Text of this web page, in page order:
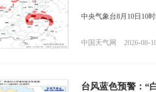
中央气象台8月10日10
中国天气网 2026-08-
台风蓝色预警：“